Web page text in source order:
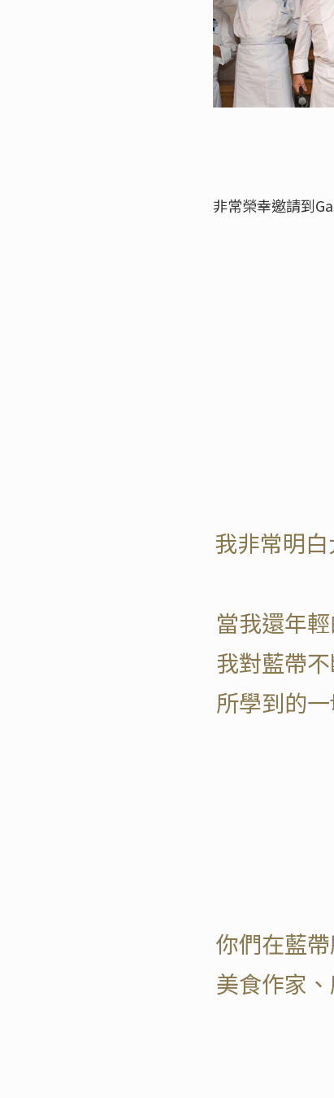
非常榮幸邀請到
我非常明
當我還年
我對藍帶
所學到的
你們在藍
美食作家